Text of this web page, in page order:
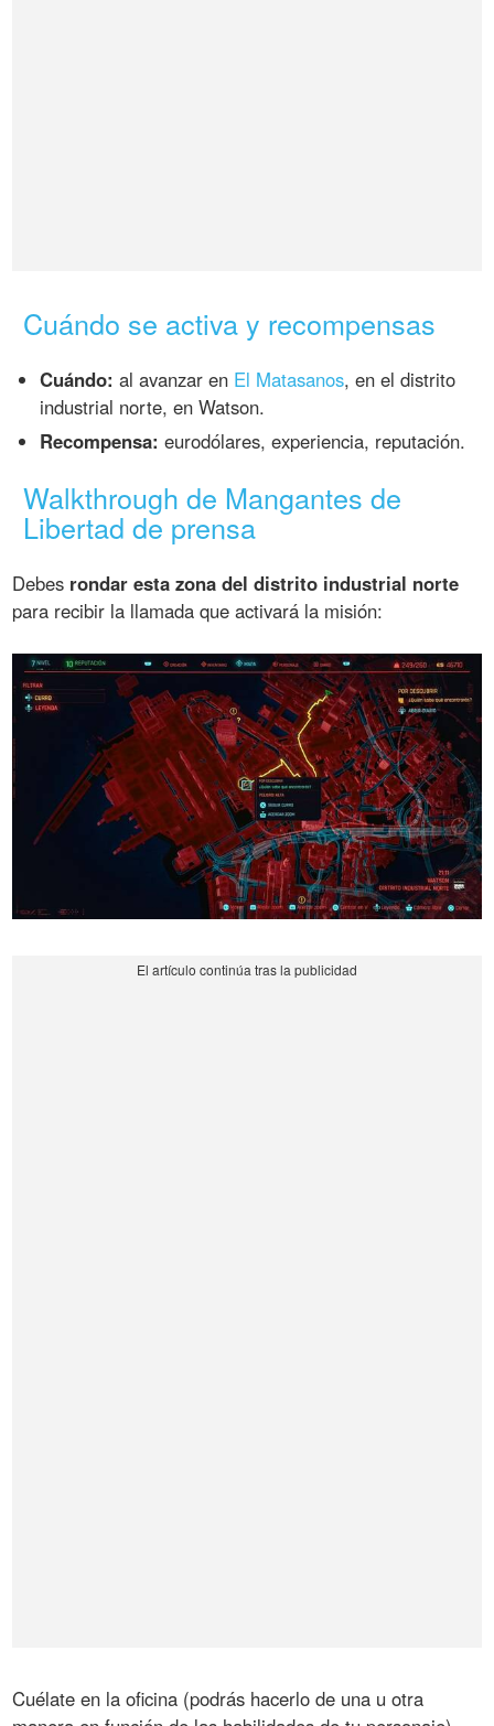
Cuándo se activa y recompensas
Cuándo: al avanzar en El Matasanos, en el distrito
industrial norte, en Watson.
Recompensa: eurodólares, experiencia, reputación.
Walkthrough de Mangantes de
Libertad de prensa
Debes rondar esta zona del distrito industrial norte
para recibir la llamada que activará la misión:
Cuélate en la oficina (podrás hacerlo de una u otra